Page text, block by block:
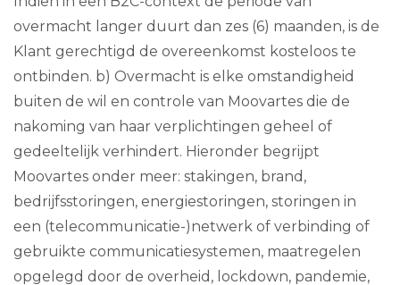
overmacht langer duurt dan zes (6) maanden, is de
Klant gerechtigd de overeenkomst kosteloos te
ontbinden. b) Overmacht is elke omstandigheid
buiten de wil en controle van Moovartes die de
nakoming van haar verplichtingen geheel of
gedeeltelijk verhindert. Hieronder begrijpt
Moovartes onder meer: stakingen, brand,
bedrijfsstoringen, energiestoringen, storingen in
een (telecommunicatie-)netwerk of verbinding of
gebruikte communicatiesystemen, maatregelen
opgelegd door de overheid, lockdown, pandemie,